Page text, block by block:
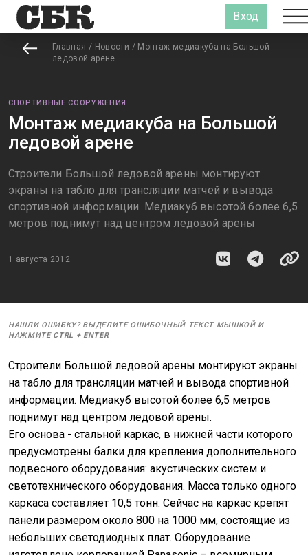
Вход
Главная / Новости / Монтаж медиакуба на Большой
ледовой арене
СПОРТИВНЫЕ СООРУЖЕНИЯ
Монтаж медиакуба на Большой
ледовой арене
Строители Большой ледовой арены монтируют
экраны на табло для трансляции матчей и вывода
спортивной информации. Медиакуб высотой более 6,5
метров поднимут над центром ледовой арены
1 августа 2012
НАШЛИ ОШИБКУ? ВЫДЕЛИТЕ ОШИБОЧНЫЙ ТЕКСТ МЫШКОЙ И
НАЖМИТЕ CTRL + ENTER
Строители Большой ледовой арены монтируют экраны
на табло для трансляции матчей и вывода спортивной
информации. Медиакуб высотой более 6,5 метров
поднимут над центром ледовой арены.
Его основа - стальной каркас, в нижней части которого
предусмотрены балки для крепления дополнительного
подвесного оборудования: акустических систем и
светотехнического оборудования. Масса только одного
каркаса составляет 10,5 тонн. Сейчас на каркас крепят
панели размером около 800 на 1000 мм, состоящие из
небольших светодиодных плат. Оборудование